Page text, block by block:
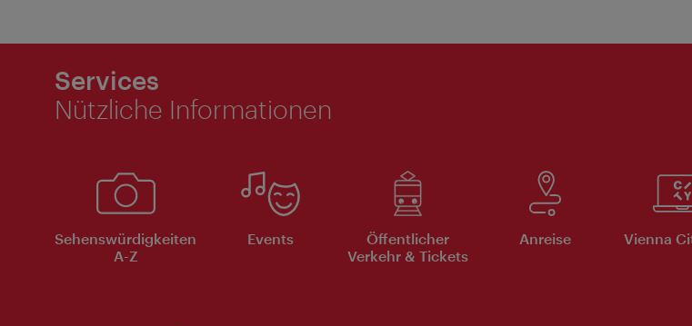
Services
Nützliche Informationen
Sehenswürdigkeiten
A-Z
Events
Öffentlicher
Verkehr & Tickets
Anreise Vienna